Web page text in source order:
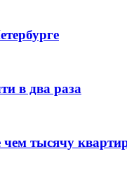
в два раза
тысячу